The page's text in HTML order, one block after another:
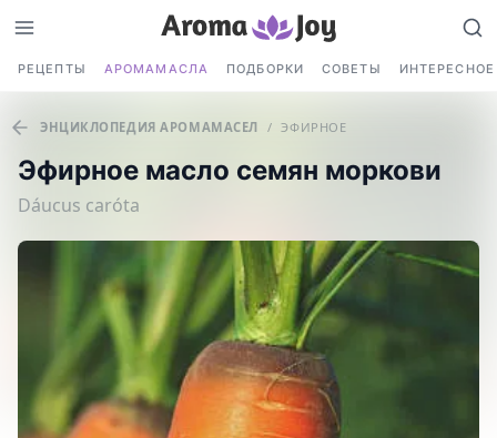
РЕЦЕПТЫ АРОМАМАСЛА ПОДБОРКИ СОВЕТЫ ИНТЕРЕСНОЕ
ЭНЦИКЛОПЕДИЯ АРОМАМАСЕЛ / ЭФИРНОЕ
Эфирное масло семян моркови
Dáucus caróta